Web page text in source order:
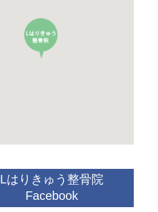
Lはりきゅう整骨院
Facebook